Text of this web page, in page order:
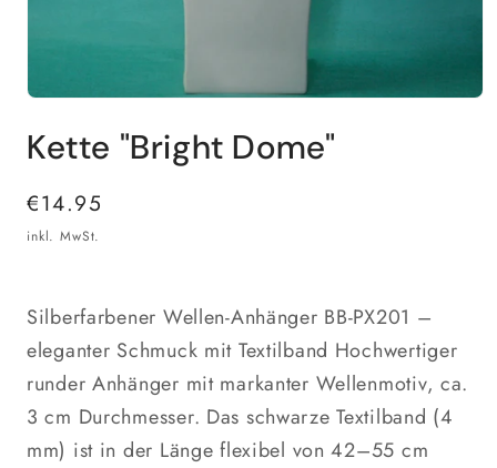
in
Modal
Kette "Bright Dome"
Normaler
Preis
€14.95
inkl. MwSt.
Silberfarbener Wellen-Anhänger BB-PX201 –
eleganter Schmuck mit Textilband Hochwertiger
runder Anhänger mit markanter Wellenmotiv, ca.
3 cm Durchmesser. Das schwarze Textilband (4
mm) ist in der Länge flexibel von 42–55 cm